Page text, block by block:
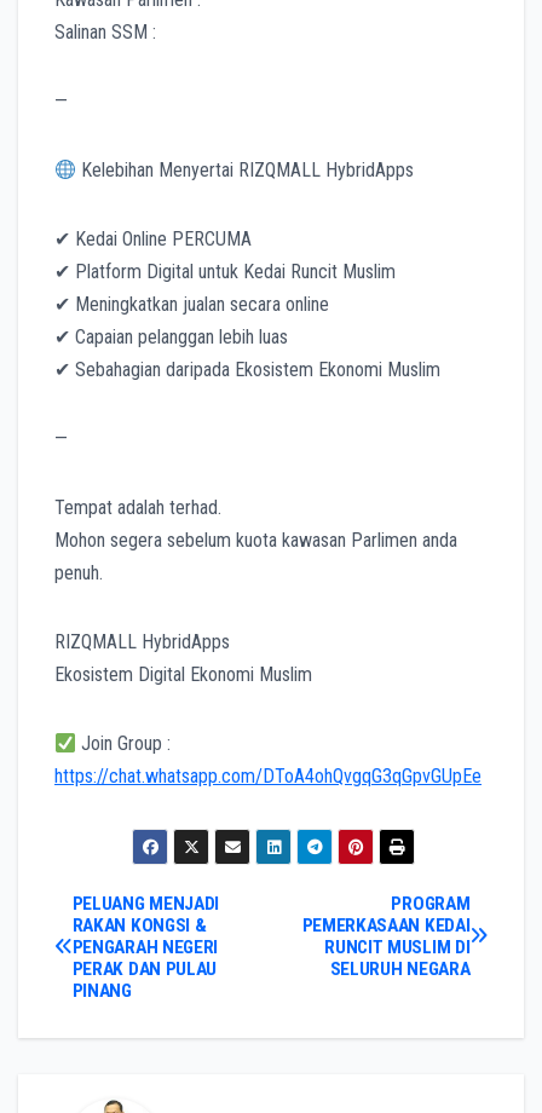
Salinan SSM :
—
Kelebihan Menyertai RIZQMALL HybridApps
✔ Kedai Online PERCUMA
✔ Platform Digital untuk Kedai Runcit Muslim
✔ Meningkatkan jualan secara online
✔ Capaian pelanggan lebih luas
✔ Sebahagian daripada Ekosistem Ekonomi Muslim
—
Tempat adalah terhad.
Mohon segera sebelum kuota kawasan Parlimen anda
penuh.
RIZQMALL HybridApps
Ekosistem Digital Ekonomi Muslim
Join Group :
https://chat.whatsapp.com/DToA4ohQvgqG3qGpvGUpEe
Post
navigation
PROGRAM
PEMERKASAAN KEDAI
RUNCIT MUSLIM DI
SELURUH NEGARA
PELUANG MENJADI
RAKAN KONGSI &
PENGARAH NEGERI
PERAK DAN PULAU
PINANG